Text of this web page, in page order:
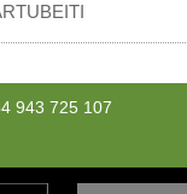
943 725 107